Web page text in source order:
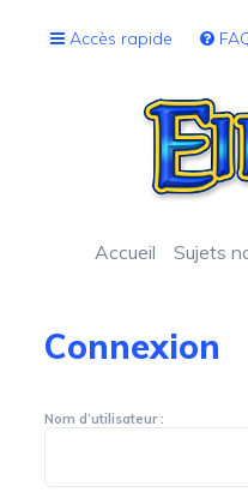
Accès rapide
Accueil Sujets
Connexion
Nom d’utilisateur :